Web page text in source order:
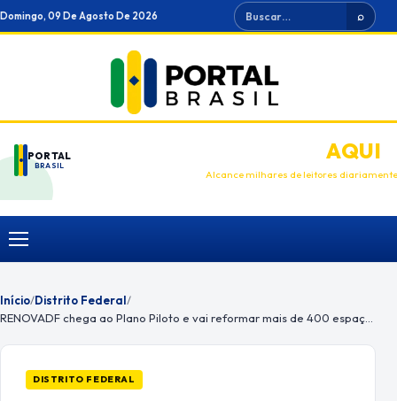
Ir
para
Domingo, 09 De Agosto De 2026 Buscar ⌕
PORTAL
BRASIL
ANUNCIEAQUI
Alcance milhares de leitores diariamente
Menu
Início/Distrito Federal/
DISTRITO FEDERAL